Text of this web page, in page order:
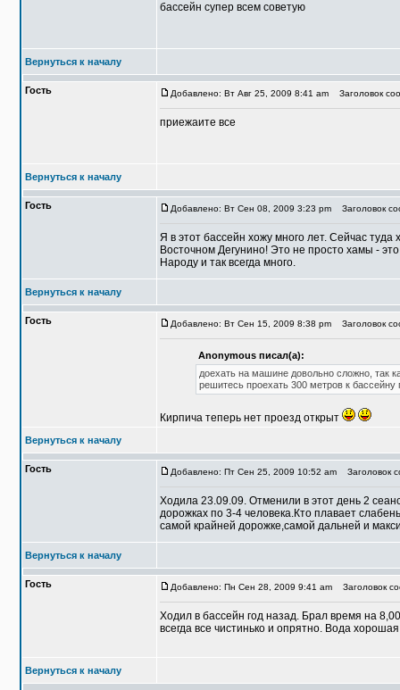
бассейн супер всем советую
Вернуться к началу
Гость Добавлено: Вт Авг 25, 2009 8:41 am Заголовок
приежаите все
Вернуться к началу
Гость Добавлено: Вт Сен 08, 2009 3:23 pm Заголовок
Я в этот бассейн хожу много лет. Сейчас
Восточном Дегунино! Это не просто хамы -
Народу и так всегда много.
Вернуться к началу
Гость Добавлено: Вт Сен 15, 2009 8:38 pm Заголовок
Anonymous писал(а):
доехать на машине довольно сложно, так
решитесь проехать 300 метров к
Кирпича теперь нет проезд открыт
Вернуться к началу
Гость Добавлено: Пт Сен 25, 2009 10:52 am Заголовок
Ходила 23.09.09. Отменили в этот день 2
дорожках по 3-4 человека.Кто плавает
самой крайней дорожке,самой дальней и
Вернуться к началу
Гость Добавлено: Пн Сен 28, 2009 9:41 am Заголовок
Ходил в бассейн год назад. Брал время на
всегда все чистинько и опрятно. Вода
Вернуться к началу